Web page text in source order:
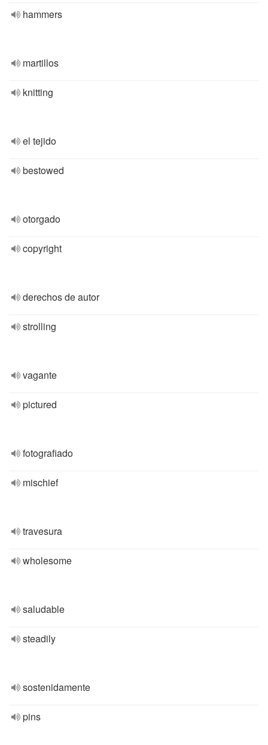
hammers
martillos
knitting
el tejido
bestowed
otorgado
copyright
derechos de autor
strolling
vagante
pictured
fotografiado
mischief
travesura
wholesome
saludable
steadily
sostenidamente
pins